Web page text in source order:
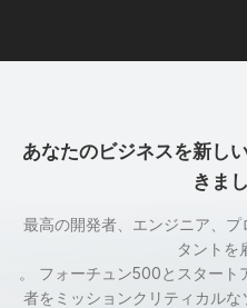
あなたのビジネスを新し
きま
最高の開発者、エンジニア、
タントを
。 フォーチュン500とスター
者をミッションクリティカル